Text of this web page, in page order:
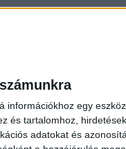
egy
és tartalomhoz,
adatokat és
Versenyek